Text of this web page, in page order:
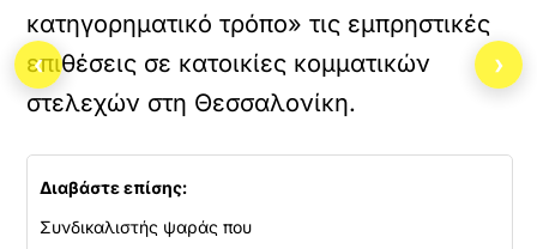
κατηγορηματικό τρόπο» τις εμπρηστικές
επιθέσεις σε κατοικίες κομματικών
στελεχών στη Θεσσαλονίκη.
Διαβάστε επίσης:
Συνδικαλιστής ψαράς που
‹ ›